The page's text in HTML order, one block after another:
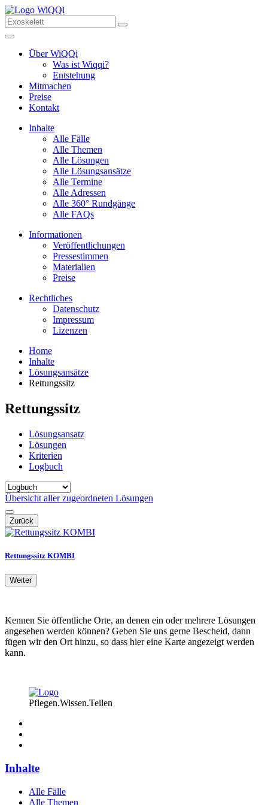
Über WiQQi
Was ist Wiqqi?
Entstehung
Mitmachen
Preise
Kontakt
Inhalte
Alle Fälle
Alle Themen
Alle Lösungen
Alle Lösungsansätze
Alle Termine
Alle Adressen
Alle 360° Rundgänge
Alle FAQs
Informationen
Veröffentlichungen
Pressestimmen
Materialien
Preise
Rechtliches
Datenschutz
Impressum
Lizenzen
Home
Inhalte
Lösungsansätze
Rettungssitz
Rettungssitz
Lösungsansatz
Lösungen
Kriterien
Logbuch
Übersicht aller zugeordneten Lösungen
Zurück
Rettungssitz KOMBI
Weiter
Kennen Sie öffentliche Orte, an denen ein oder mehrere Lösungen
angesehen werden können? Geben Sie uns gerne Bescheid, dann
fügen wir den Ort hinzu, so dass hier eine Karte angezeigt werden
kann.
Pflegen.Wissen.Teilen
Inhalte
Alle Fälle
Alle Themen